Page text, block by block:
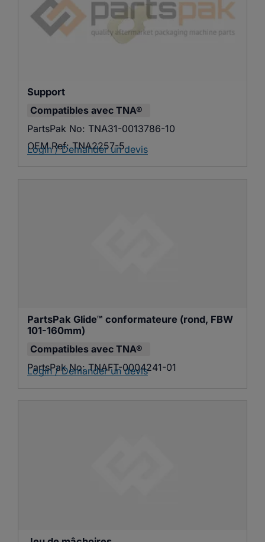
Support
Compatibles avec TNA®
PartsPak No: TNA31-0013786-10
OEM Ref: TNA2257-5
Login / Demander un devis
PartsPak Glide™ conformateure (rond, FBW
101-160mm)
Compatibles avec TNA®
PartsPak No:TNAFT-0004241-01
Login / Demander un devis